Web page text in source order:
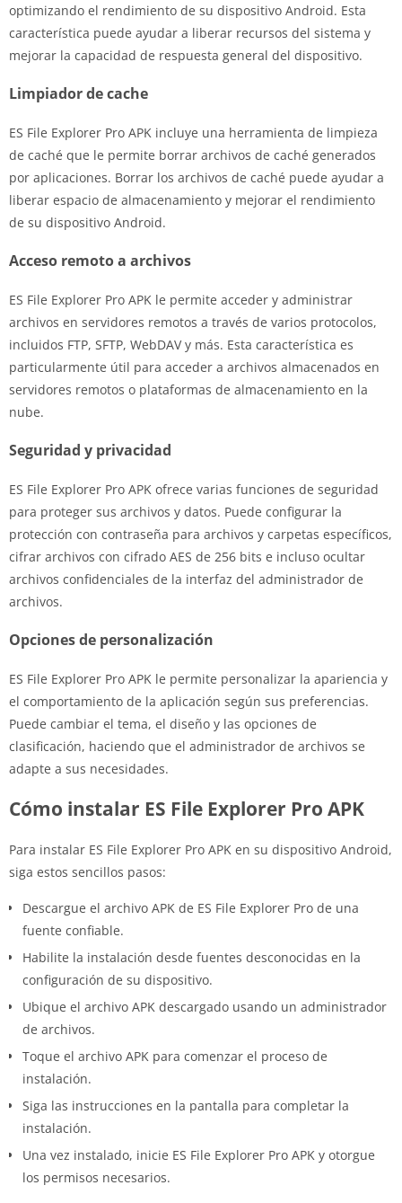
optimizando el rendimiento de su dispositivo Android. Esta
característica puede ayudar a liberar recursos del sistema y
mejorar la capacidad de respuesta general del dispositivo.
Limpiador de cache
ES File Explorer Pro APK incluye una herramienta de limpieza
de caché que le permite borrar archivos de caché generados
por aplicaciones. Borrar los archivos de caché puede ayudar a
liberar espacio de almacenamiento y mejorar el rendimiento
de su dispositivo Android.
Acceso remoto a archivos
ES File Explorer Pro APK le permite acceder y administrar
archivos en servidores remotos a través de varios protocolos,
incluidos FTP, SFTP, WebDAV y más. Esta característica es
particularmente útil para acceder a archivos almacenados en
servidores remotos o plataformas de almacenamiento en la
nube.
Seguridad y privacidad
ES File Explorer Pro APK ofrece varias funciones de seguridad
para proteger sus archivos y datos. Puede configurar la
protección con contraseña para archivos y carpetas específicos,
cifrar archivos con cifrado AES de 256 bits e incluso ocultar
archivos confidenciales de la interfaz del administrador de
archivos.
Opciones de personalización
ES File Explorer Pro APK le permite personalizar la apariencia y
el comportamiento de la aplicación según sus preferencias.
Puede cambiar el tema, el diseño y las opciones de
clasificación, haciendo que el administrador de archivos se
adapte a sus necesidades.
Cómo instalar ES File Explorer Pro APK
Para instalar ES File Explorer Pro APK en su dispositivo Android,
siga estos sencillos pasos:
Descargue el archivo APK de ES File Explorer Pro de una
fuente confiable.
Habilite la instalación desde fuentes desconocidas en la
configuración de su dispositivo.
Ubique el archivo APK descargado usando un administrador
de archivos.
Toque el archivo APK para comenzar el proceso de
instalación.
Siga las instrucciones en la pantalla para completar la
instalación.
Una vez instalado, inicie ES File Explorer Pro APK y otorgue
los permisos necesarios.